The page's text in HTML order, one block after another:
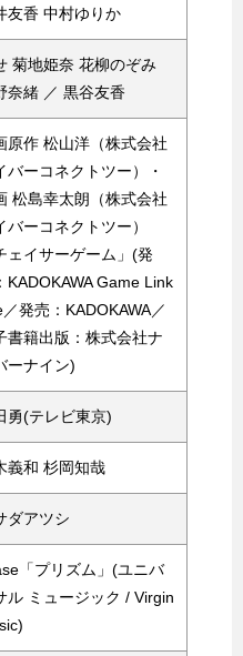
友香 中村ゆりか
菊地姫奈 花柳のぞみ
奈緒 ／ 黒谷友香
原作 松山洋（株式会社
バーコネクトツー）・
松島幸太朗（株式会社
バーコネクトツー）
ェイサーゲーム」(発
KADOKAWA Game Link
発売：KADOKAWA／
書籍出版：株式会社ナ
ーナイン)
勇(テレビ東京)
義和 杉岡知哉
ダアツシ
「プリズム」(ユニバ
ル ミュージック / Virgin